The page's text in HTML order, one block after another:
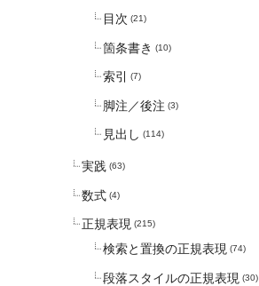
目次 (21)
箇条書き (10)
索引 (7)
脚注／後注 (3)
見出し (114)
実践 (63)
数式 (4)
正規表現 (215)
検索と置換の正規表現 (74)
段落スタイルの正規表現 (30)